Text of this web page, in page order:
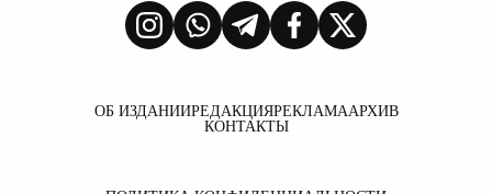
ОБ ИЗДАНИИРЕДАКЦИЯРЕКЛАМААРХИВ
КОНТАКТЫ